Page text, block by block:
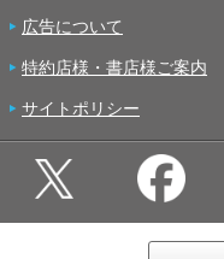
広告について
特約店様・書店様ご案内
サイトポリシー